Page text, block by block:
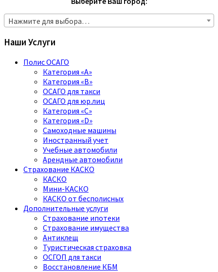
Нажмите для выбора…
Наши Услуги
Полис ОСАГО
Категория «A»
Категория «B»
ОСАГО для такси
ОСАГО для юр.лиц
Категория «C»
Категория «D»
Самоходные машины
Иностранный учет
Учебные автомобили
Арендные автомобили
Страхование КАСКО
КАСКО
Мини-КАСКО
КАСКО от бесполисных
Дополнительные услуги
Страхование ипотеки
Страхование имущества
Антиклещ
Туристическая страховка
ОСГОП для такси
Восстановление КБМ